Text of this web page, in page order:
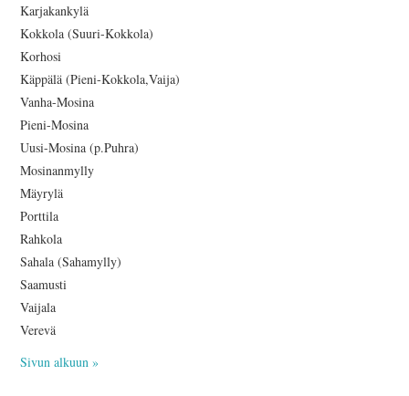
Karjakankylä
Kokkola (Suuri-Kokkola)
Korhosi
Käppälä (Pieni-Kokkola,Vaija)
Vanha-Mosina
Pieni-Mosina
Uusi-Mosina (p.Puhra)
Mosinanmylly
Mäyrylä
Porttila
Rahkola
Sahala (Sahamylly)
Saamusti
Vaijala
Verevä
Sivun alkuun »